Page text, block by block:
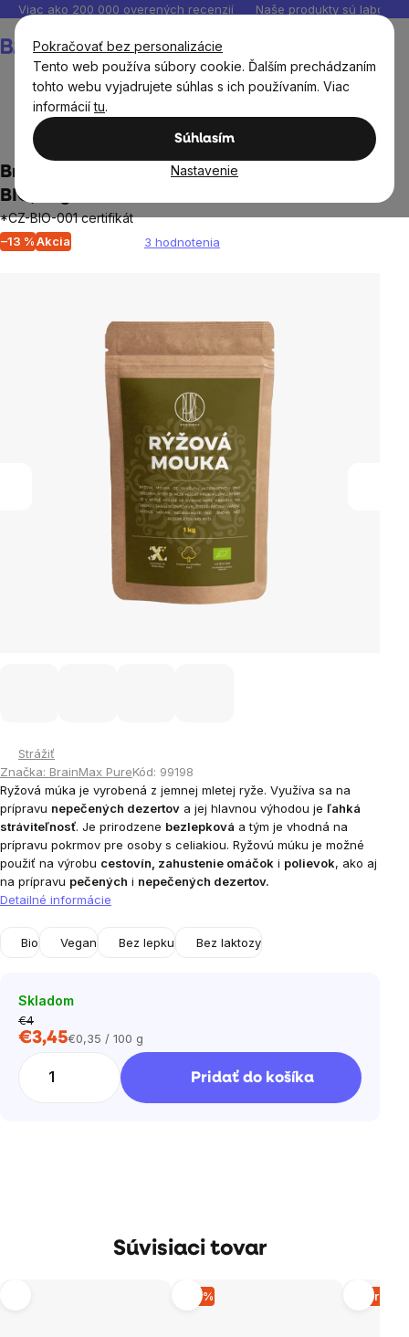
Pokračovať bez personalizácie
Tento web používa súbory cookie. Ďalším prechádzaním
tohto webu vyjadrujete súhlas s ich používaním. Viac
informáciítu.
Súhlasím
Nastavenie
Prejsť
obsah
Viac ako 200 000 overených recenzií Naše produkty sú
košík
BrainPure Múky, zmesi, pudingy
BrainMax Pure® Ryžová múka, bezlepková
BIO, 1 kg
*CZ-BIO-001 certifikát
–13 %Akcia
Priemerné
hviezdičiek.
3 hodnotenia
Strážiť
Značka: BrainMax PureKód: 99198
Ryžová múka je vyrobená z jemnej mletej ryže. Využíva sa na
prípravu nepečených dezertov a jej hlavnou výhodou je ľahká
stráviteľnosť. Je prirodzene bezlepková a tým je vhodná na
prípravu pokrmov pre osoby s celiakiou. Ryžovú múku je možné
použiť na výrobu cestovín, zahustenie omáčok i polievok, ako aj
na prípravu pečených i nepečených dezertov.
Detailné informácie
Bio Vegan Bez lepku Bez laktozy
Skladom
€4
€3,45Jednotková
€0,35 / 100 g
Pridať do košíka
Súvisiaci tovar
–19 %